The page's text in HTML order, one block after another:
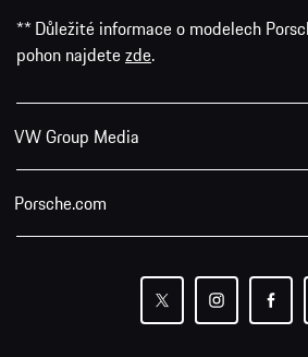
** Důležité informace o modelech
pohon najdetezde.
VW Group Media
Porsche.com